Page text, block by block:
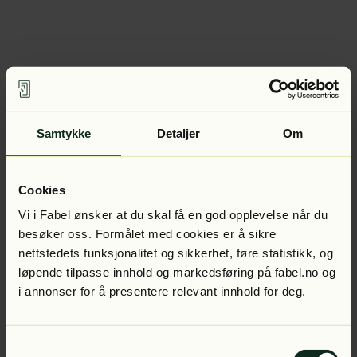
Samtykke Detaljer Om
Cookies
Vi i Fabel ønsker at du skal få en god opplevelse når du
besøker oss. Formålet med cookies er å sikre
nettstedets funksjonalitet og sikkerhet, føre statistikk, og
løpende tilpasse innhold og markedsføring på fabel.no og
i annonser for å presentere relevant innhold for deg.